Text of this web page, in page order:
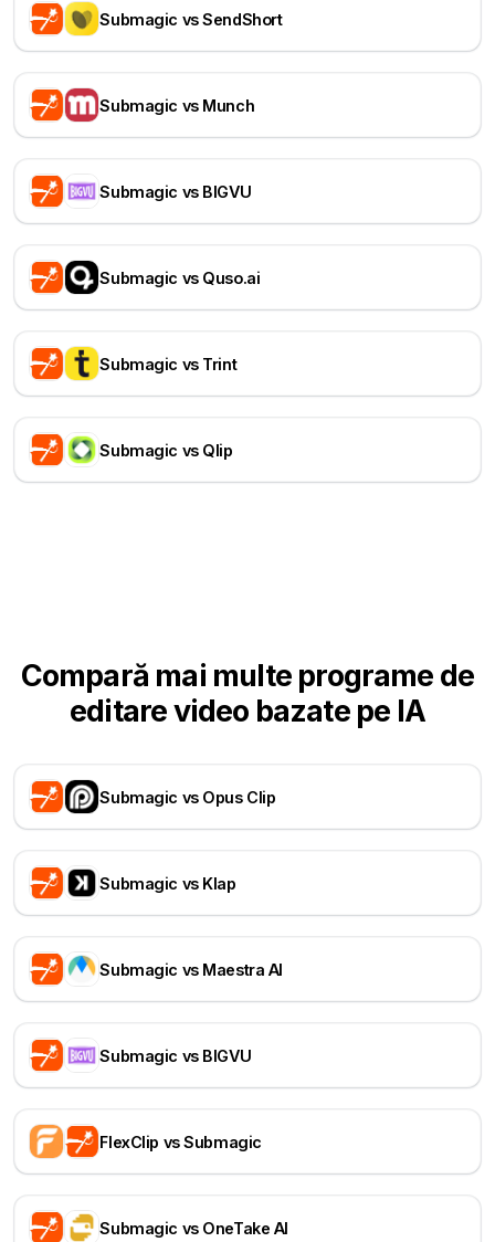
Submagic vs SendShort
Submagic vs Munch
Submagic vs BIGVU
Submagic vs Quso.ai
Submagic vs Trint
Submagic vs Qlip
Compară mai multe programe de
editare video bazate pe IA
Submagic vs Opus Clip
Submagic vs Klap
Submagic vs Maestra AI
Submagic vs BIGVU
FlexClip vs Submagic
Submagic vs OneTake AI